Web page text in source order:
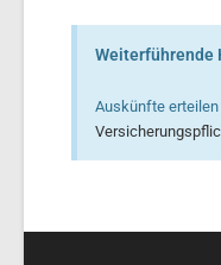
Weiterführende
Auskünfte